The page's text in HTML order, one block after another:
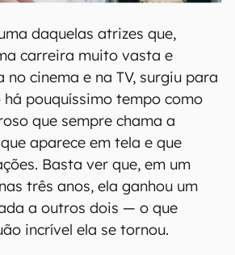
daquelas atrizes que,
carreira muito vasta e
cinema e na TV, surgiu para
pouquíssimo tempo como
que sempre chama a
aparece em tela e que
Basta ver que, em um
três anos, ela ganhou um
a outros dois — o que
incrível ela se tornou.